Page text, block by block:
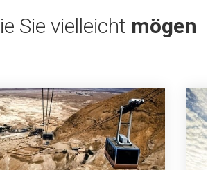
Sie vielleicht mögen